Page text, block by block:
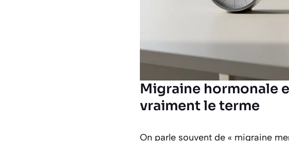
Migraine hormonale
vraiment le terme
On parle souvent de « migraine